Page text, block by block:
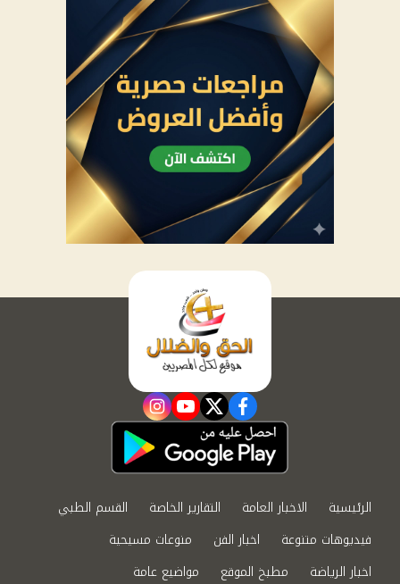
facebook
twitter
youtube
instagram
الرئيسية الاخبار العامة التقارير الخاصة
القسم الطبي
فيديوهات متنوعة
اخبار الفن
منوعات مسيحية
اخبار الرياضة
مطبخ الموقع مواضيع عامة